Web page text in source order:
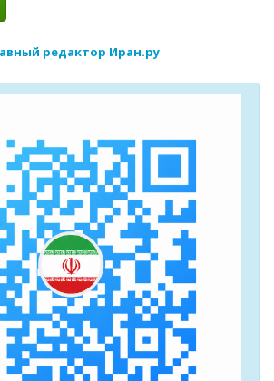
редактор Иран.ру